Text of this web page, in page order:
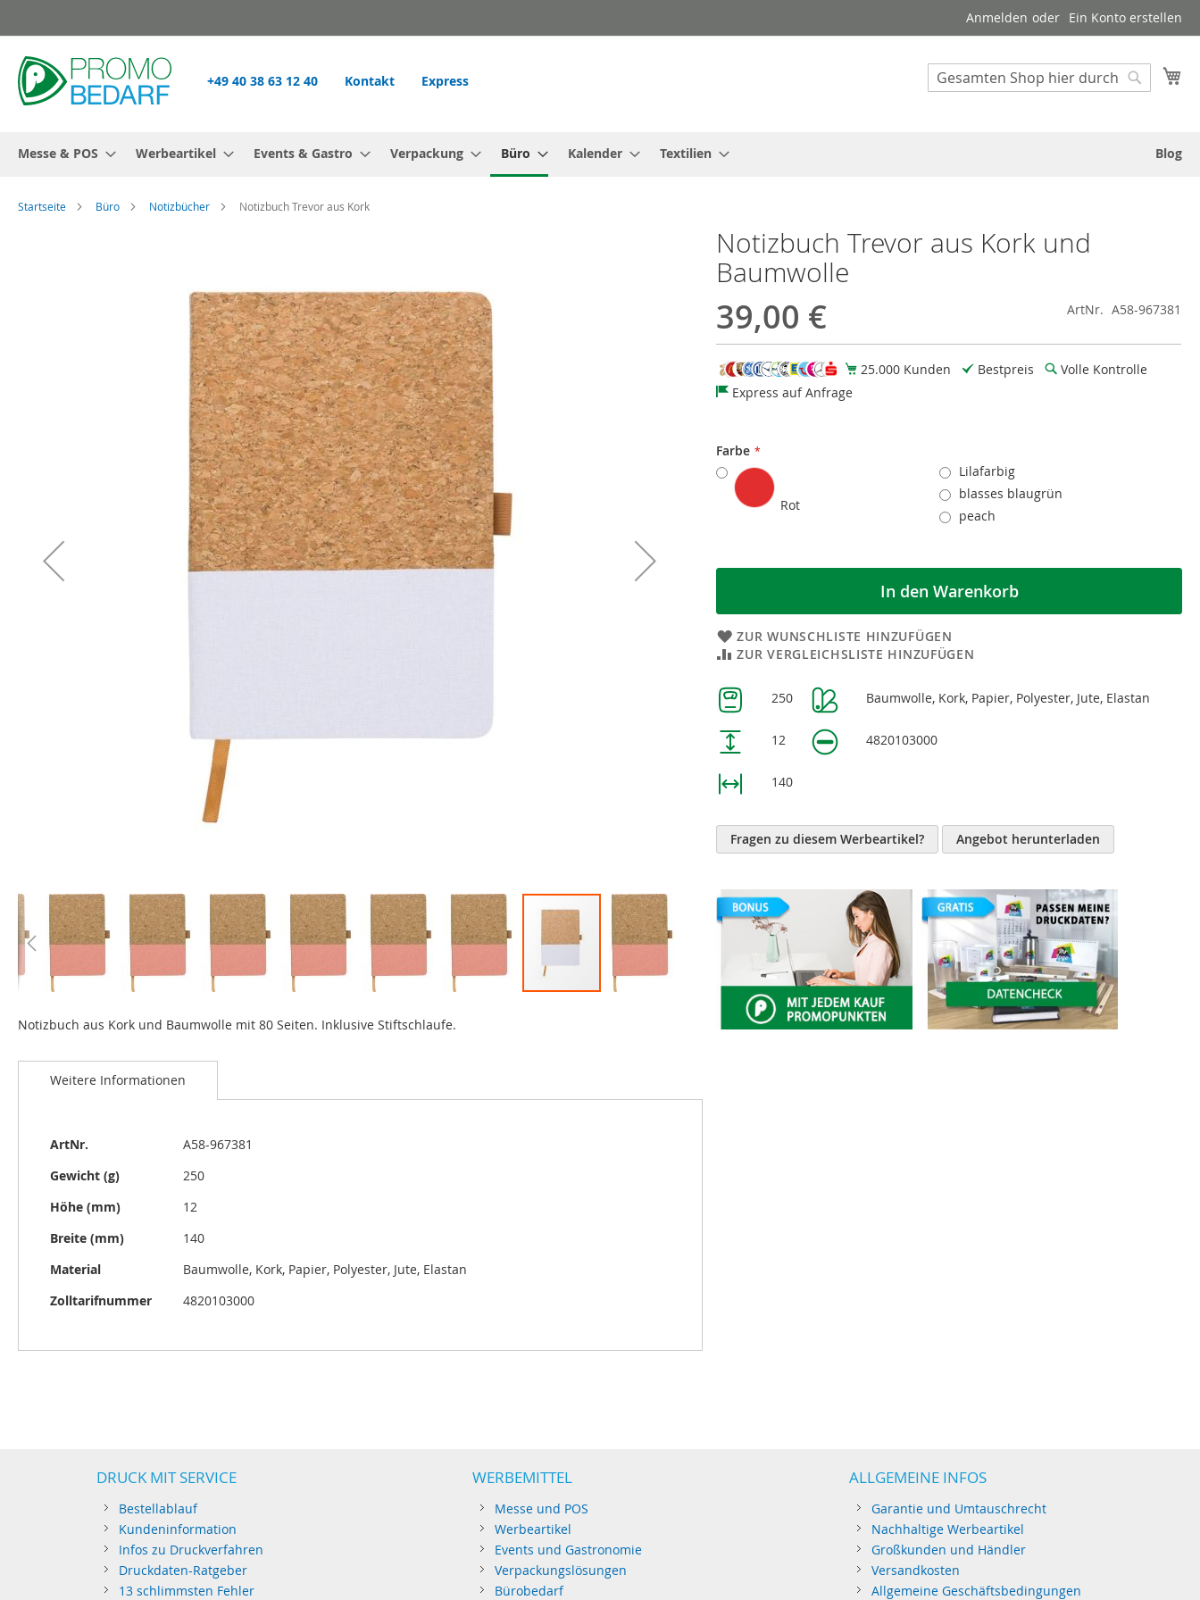
Inhalt
springen
Anmelden Ein Konto erstellen
Suche
Suche
+49 40 38 63 12 40 Kontakt Express
Messe & POS Werbeartikel Events & Gastro Verpackung Büro Kalender Textilien Blog
Startseite Büro Notizbücher Notizbuch Trevor aus Kork
Notizbuch Trevor aus Kork und
Baumwolle
39,00 € ArtNr. A58-967381
25.000 Kunden Bestpreis
Volle Kontrolle
Express auf Anfrage
Farbe
Rot
Lilafarbig
blasses blaugrün
peach
In den Warenkorb
ZUR WUNSCHLISTE HINZUFÜGEN
ZUR VERGLEICHSLISTE HINZUFÜGEN
Weitere
Informationen
250 Baumwolle, Kork, Papier, Polyester, Jute, Elastan
12 4820103000
140
Fragen zu diesem Werbeartikel? Angebot herunterladen
Anfang
springen
Notizbuch aus Kork und Baumwolle mit 80 Seiten. Inklusive Stiftschlaufe.
Weitere Informationen
Weitere
ArtNr.
A58-967381
Gewicht (g)
250
Höhe (mm)
12
Breite (mm)
140
Material
Baumwolle, Kork, Papier, Polyester, Jute, Elastan
Zolltarifnummer
4820103000
DRUCK MIT SERVICE
Bestellablauf
Kundeninformation
Infos zu Druckverfahren
Druckdaten-Ratgeber
13 schlimmsten Fehler
WERBEMITTEL
Messe und POS
Werbeartikel
Events und Gastronomie
Verpackungslösungen
Bürobedarf
ALLGEMEINE INFOS
Garantie und Umtauschrecht
Nachhaltige Werbeartikel
Großkunden und Händler
Versandkosten
Allgemeine Geschäftsbedingungen